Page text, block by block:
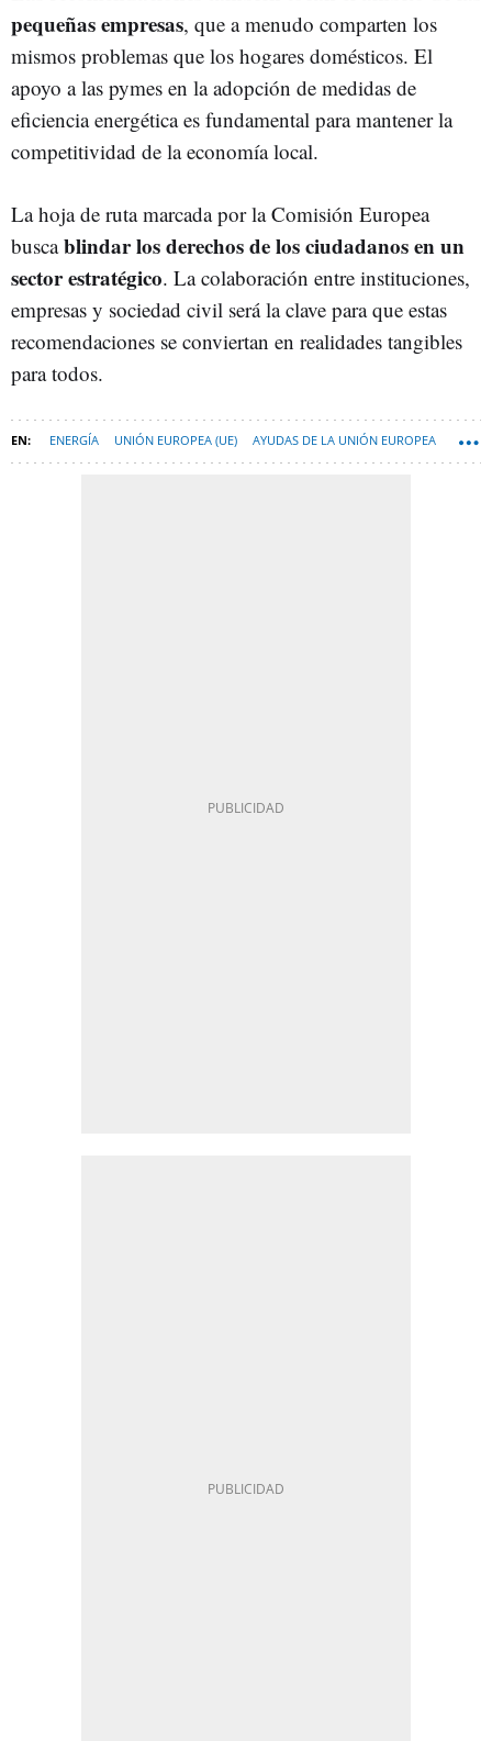
pequeñas empresas, que a menudo comparten los
mismos problemas que los hogares domésticos. El
apoyo a las pymes en la adopción de medidas de
eficiencia energética es fundamental para mantener la
competitividad de la economía local.
La hoja de ruta marcada por la Comisión Europea
buscablindar los derechos de los ciudadanos en un
sector estratégico. La colaboración entre instituciones,
empresas y sociedad civil será la clave para que estas
recomendaciones se conviertan en realidades tangibles
para todos.
ENERGÍA UNIÓN EUROPEA (UE) AYUDAS DE LA UNIÓN EUROPEA